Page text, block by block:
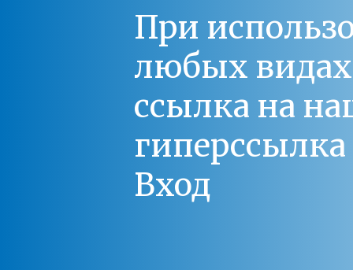
При
любых
ссылка на
Вход